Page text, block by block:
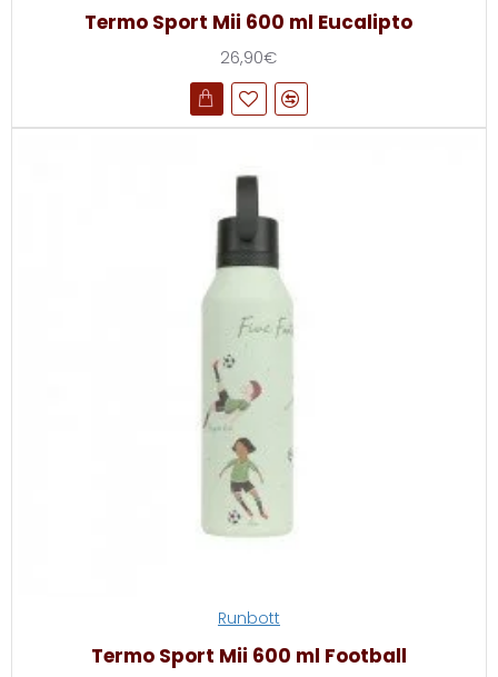
Termo Sport Mii 600 ml Eucalipto
26,90€
Runbott
Termo Sport Mii 600 ml Football